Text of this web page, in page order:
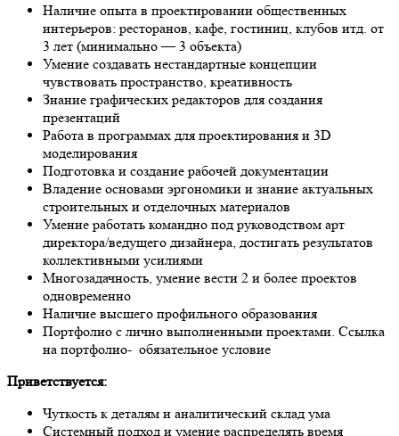
Наличие опыта в проектировании общественных
интерьеров: ресторанов, кафе, гостиниц, клубов итд. от
3 лет (минимально — 3 объекта)
Умение создавать нестандартные концепции
чувствовать пространство, креативность
Знание графических редакторов для создания
презентаций
Работа в программах для проектирования и 3D
моделирования
Подготовка и создание рабочей документации
Владение основами эргономики и знание актуальных
строительных и отделочных материалов
Умение работать командно под руководством арт
директора/ведущего дизайнера, достигать результатов
коллективными усилиями
Многозадачность, умение вести 2 и более проектов
одновременно
Наличие высшего профильного образования
Портфолио с лично выполненными проектами. Ссылка
на портфолио- обязательное условие
Приветствуется:
Чуткость к деталям и аналитический склад ума
Системный подход и умение распределять время